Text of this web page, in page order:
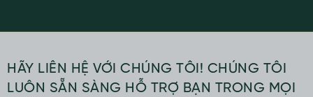
HÃY LIÊN HỆ VỚI CHÚNG TÔI! CHÚNG TÔI
LUÔN SẴN SÀNG HỖ TRỢ BẠN TRONG MỌI